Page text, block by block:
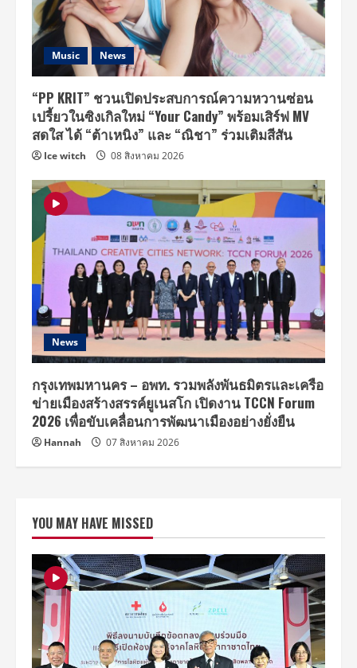
Music News
“PP KRIT” ชวนเปิดประสบการณ์ความหวานซ่อน
เปรี้ยวในซิงเกิลใหม่ “Your Candy” พร้อมเสิร์ฟ MV
สดใส ได้ “ต้าเหนิง” และ “ณิชา” ร่วมเติมสีสัน
Ice witch 08 สิงหาคม 2026
News
กรุงเทพมหานคร – อพท. รวมพลังพันธมิตรและเครือ
ข่ายเมืองสร้างสรรค์ยูเนสโก เปิดงาน TCCN Forum
2026 เพื่อขับเคลื่อนการพัฒนาเมืองอย่างยั่งยืน
Hannah 07 สิงหาคม 2026
YOU MAY HAVE MISSED